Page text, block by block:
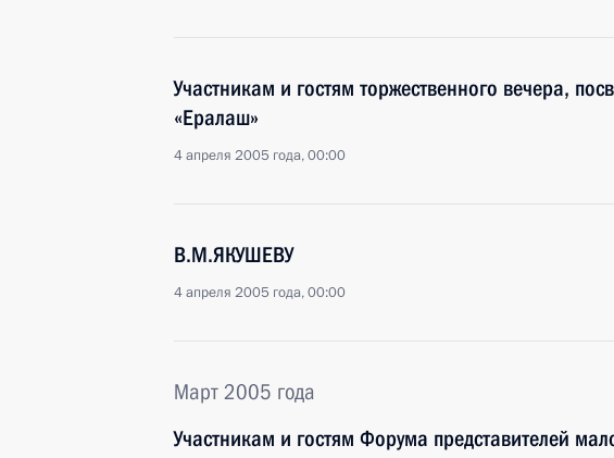
Участникам и гостям торжественного вечера,
«Ералаш»
4 апреля 2005 года, 00:00
В.М.ЯКУШЕВУ
4 апреля 2005 года, 00:00
Март 2005 года
Участникам и гостям Форума представителей